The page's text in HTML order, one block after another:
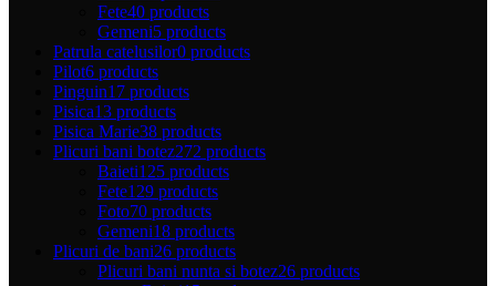
Fete40 products
Gemeni5 products
Patrula catelusilor0 products
Pilot6 products
Pinguin17 products
Pisica13 products
Pisica Marie38 products
Plicuri bani botez272 products
Baieti125 products
Fete129 products
Foto70 products
Gemeni18 products
Plicuri de bani26 products
Plicuri bani nunta si botez26 products